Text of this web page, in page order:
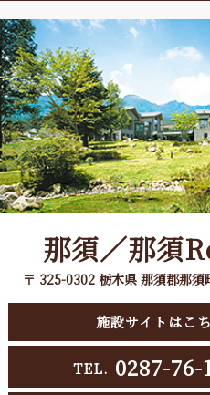
那須／那須
〒 325-0302 栃木県 那須郡那須
施設サイトはこ
TEL. 0287-76-